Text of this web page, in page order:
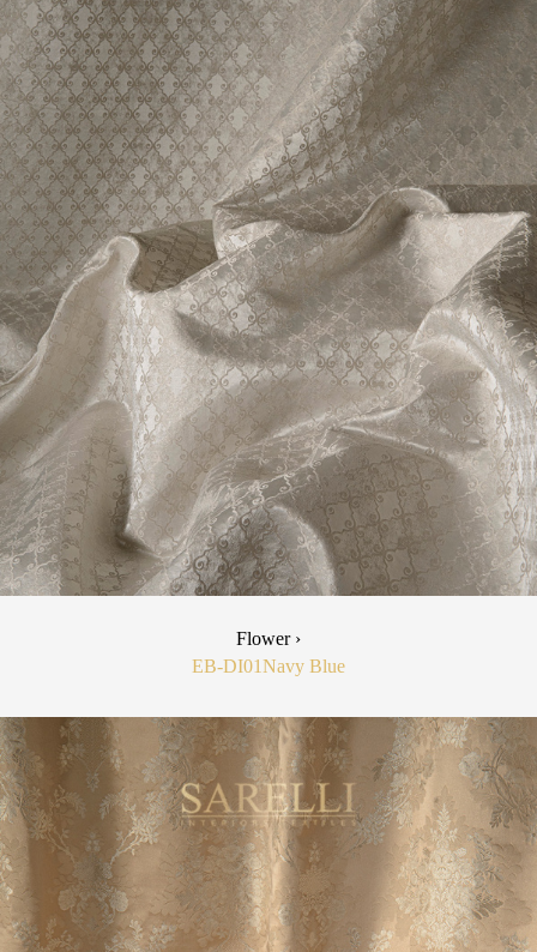
Flower ›
EB-DI01Navy Blue